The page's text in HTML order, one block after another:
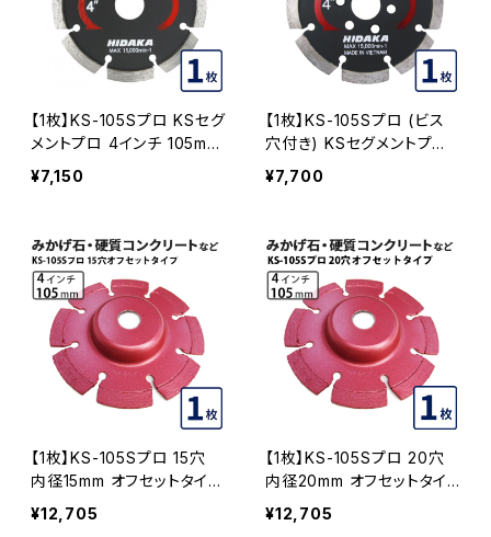
【1枚】KS-105Sプロ KSセグ
メントプロ 4インチ 105mm
みかげ石などの切断用 ダイ
ヤセグメント ダイヤモンドカ
¥7,150
【1枚】KS-105Sプロ (ビス
穴付き) KSセグメントプロ
4インチ 105mm みかげ石
などの切断用 ダイヤセグメ
刃 ビス3個付属 (ks-105sp
ro-b) KS-105SPRO-B
¥7,700
【1枚】KS-105Sプロ 15穴
内径15mm オフセットタイプ
(ハットタイプ) KSダイヤセ
グメント (ks-105spro-of1
¥12,705
【1枚】KS-105Sプロ 20穴
内径20mm オフセットタイ
プ(ハットタイプ) KSダイヤ
セグメント (ks-105spro-o
¥12,705